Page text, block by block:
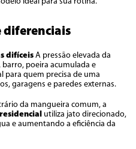
diferenciais
difíceis A pressão elevada da
poeira acumulada e
para quem precisa de uma
garagens e paredes externas.
da mangueira comum, a
utiliza jato direcionado,
e aumentando a eficiência da